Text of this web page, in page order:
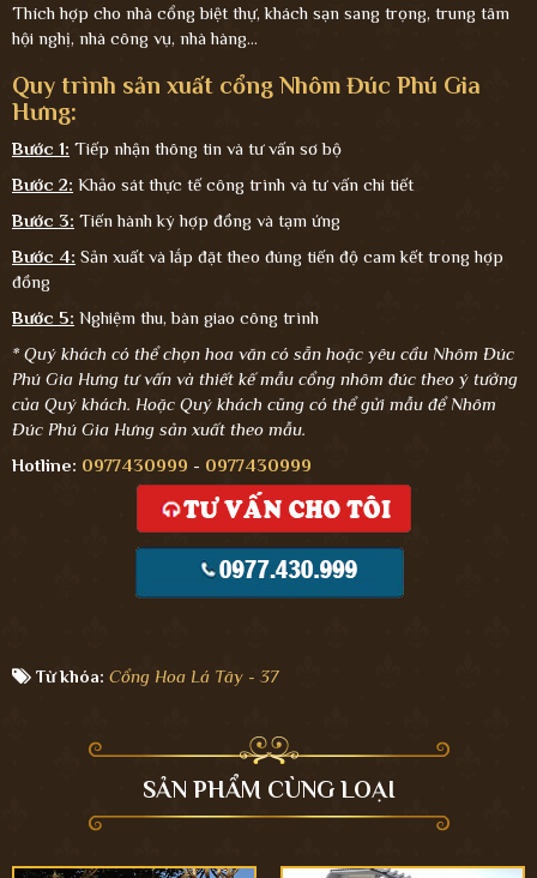
Thích hợp cho nhà cổng biệt thự, khách sạn sang trọng, trung tâm
hội nghị, nhà công vụ, nhà hàng...
Quy trình sản xuất cổng Nhôm Đúc Phú Gia
Hưng:
Bước 1: Tiếp nhận thông tin và tư vấn sơ bộ
Bước 2: Khảo sát thực tế công trình và tư vấn chi tiết
Bước 3: Tiến hành ký hợp đồng và tạm ứng
Bước 4: Sản xuất và lắp đặt theo đúng tiến độ cam kết trong hợp
đồng
Bước 5: Nghiệm thu, bàn giao công trình
* Quý khách có thể chọn hoa văn có sẵn hoặc yêu cầu Nhôm Đúc
Phú Gia Hưng tư vấn và thiết kế mẫu cổng nhôm đúc theo ý tưởng
của Quý khách. Hoặc Quý khách cũng có thể gửi mẫu để Nhôm
Đúc Phú Gia Hưng sản xuất theo mẫu.
Hotline: 0977430999 - 0977430999
Từ khóa: Cổng Hoa Lá Tây - 37
SẢN PHẨM CÙNG LOẠI